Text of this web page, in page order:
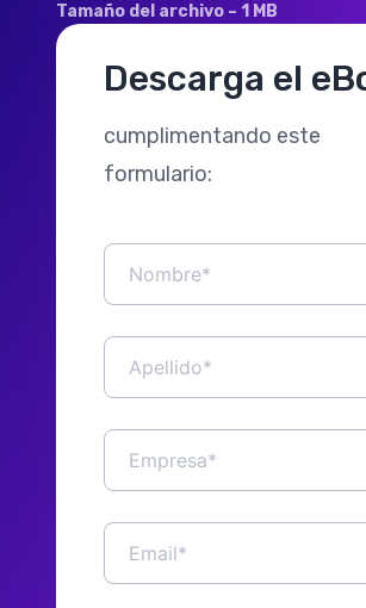
Tamaño del archivo – 1 MB
Descarga el
cumplimentando este
formulario: